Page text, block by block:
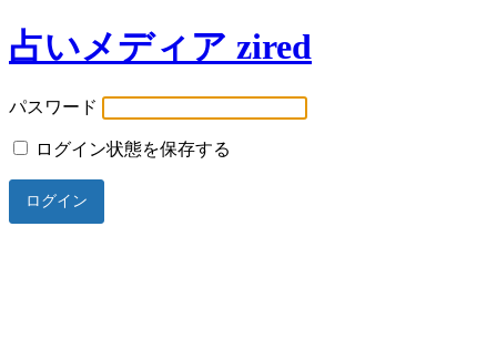
占いメディア zired
パスワード
ログイン状態を保存する